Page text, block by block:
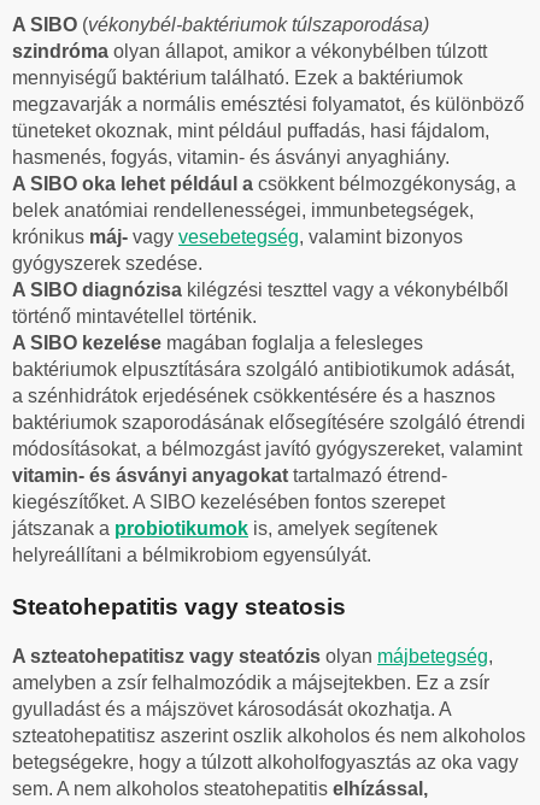
A SIBO (vékonybél-baktériumok túlszaporodása)
szindróma olyan állapot, amikor a vékonybélben túlzott
mennyiségű baktérium található. Ezek a baktériumok
megzavarják a normális emésztési folyamatot, és különböző
tüneteket okoznak, mint például puffadás, hasi fájdalom,
hasmenés, fogyás, vitamin- és ásványi anyaghiány.
A SIBO oka lehet például a csökkent bélmozgékonyság, a
belek anatómiai rendellenességei, immunbetegségek,
krónikus máj- vagy vesebetegség, valamint bizonyos
gyógyszerek szedése.
A SIBO diagnózisa kilégzési teszttel vagy a vékonybélből
történő mintavétellel történik.
A SIBO kezelése magában foglalja a felesleges
baktériumok elpusztítására szolgáló antibiotikumok adását,
a szénhidrátok erjedésének csökkentésére és a hasznos
baktériumok szaporodásának elősegítésére szolgáló étrendi
módosításokat, a bélmozgást javító gyógyszereket, valamint
vitamin- és ásványi anyagokat tartalmazó étrend-
kiegészítőket. A SIBO kezelésében fontos szerepet
játszanak a probiotikumok is, amelyek segítenek
helyreállítani a bélmikrobiom egyensúlyát.
Steatohepatitis vagy steatosis
A szteatohepatitisz vagy steatózis olyan májbetegség,
amelyben a zsír felhalmozódik a májsejtekben. Ez a zsír
gyulladást és a májszövet károsodását okozhatja. A
szteatohepatitisz aszerint oszlik alkoholos és nem alkoholos
betegségekre, hogy a túlzott alkoholfogyasztás az oka vagy
sem. A nem alkoholos steatohepatitis elhízással,